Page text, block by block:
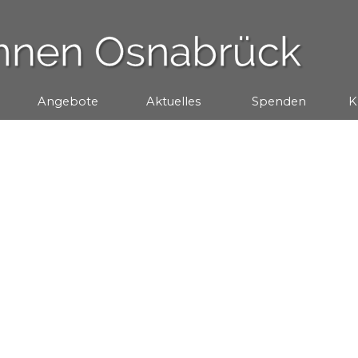
Menü überspringen
▼
Angebote ▼
Aktuelles ▼
Spenden